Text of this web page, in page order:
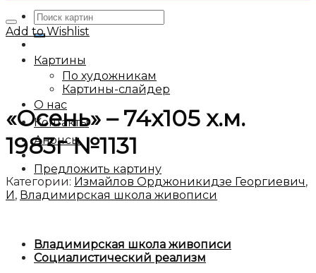
Искать:
Картины
По художникам
Картины-слайдер
О нас
Контакты
Анонсы
Предложить картину
Add to Wishlist
«Осень» – 74х105 х.м.
1983г №1131
Категории: Измайлов Орджоникидзе Георгиевич,
И, Владимирская школа живописи
Владимирская школа живописи
Социалистический реализм